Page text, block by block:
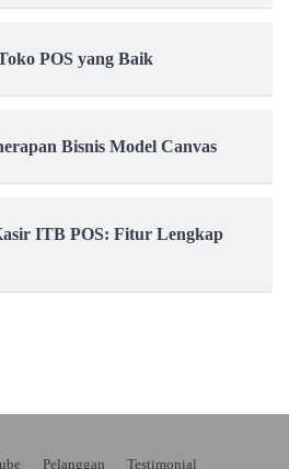
POS yang Baik
Bisnis Model Canvas
ITB POS: Fitur Lengkap
Pelanggan Testimonial